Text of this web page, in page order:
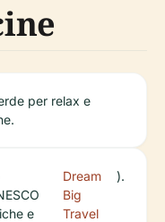
per relax e
e
Dream
Big
Travel
).